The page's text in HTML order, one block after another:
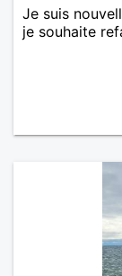
Je suis
je souhaite